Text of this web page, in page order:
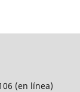
(en línea)